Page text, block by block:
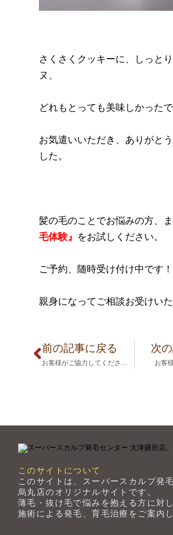
さくさくクッキーに、しっと
ヌ、
どれもとっても美味しかったで
お気遣いいただき、ありがと
した。
髪の毛のことでお悩みの方、
毛体験』
をお試しください。
ご予約、随時受け付け中です！
親身になってご相談お受けいた
前の記事に戻る 次
お客
このサイトについて
このサイトは、スーパースカルプ発
烏丸店のオリジナルサイトです。
薄毛・抜け毛で悩みを抱える方に対
施術による発毛、育毛治療をご案内